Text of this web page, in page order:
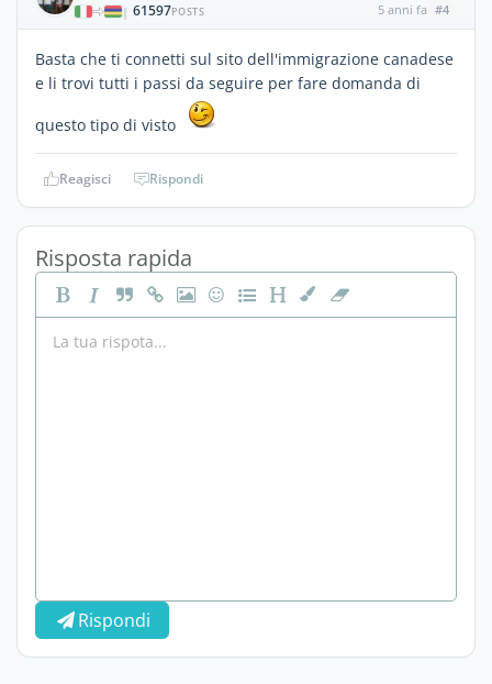
| 61597POSTS 5 anni fa #4
Basta che ti connetti sul sito dell'immigrazione canadese
e li trovi tutti i passi da seguire per fare domanda di
questo tipo di visto
Reagisci Rispondi
Risposta rapida
Rispondi